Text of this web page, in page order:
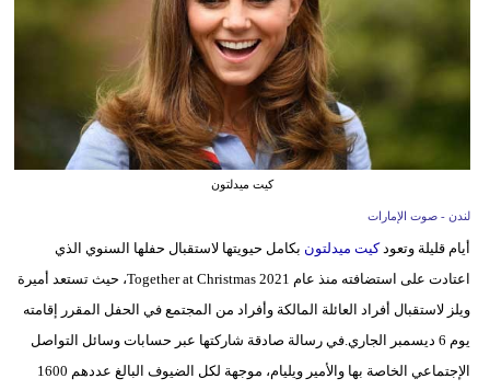
إسلامية
علوم
وتكنولوجيا
كيت ميدلتون
لندن - صوت الإمارات
أيام قليلة وتعودكيت ميدلتون بكامل حيويتها لاستقبال حفلها السنوي الذي
اعتادت على استضافته منذ عام 2021 Together at Christmas، حيث تستعد أميرة
ويلز لاستقبال أفراد العائلة المالكة وأفراد من المجتمع في الحفل المقرر إقامته
يوم 6 ديسمبر الجاري.في رسالة صادقة شاركتها عبر حسابات وسائل التواصل
الإجتماعي الخاصة بها والأمير ويليام، موجهة لكل الضيوف البالغ عددهم 1600